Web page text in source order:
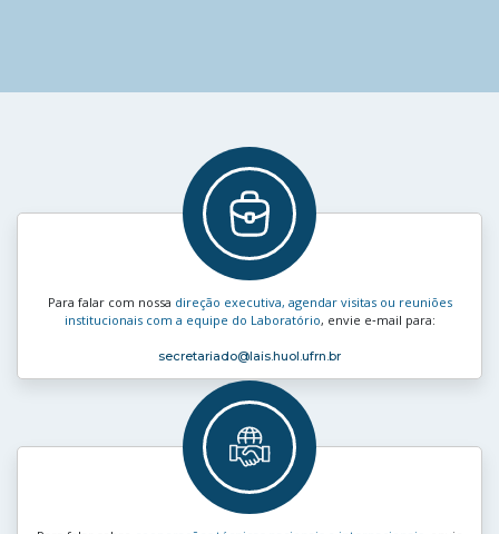
Para falar com nossa direção executiva, agendar visitas ou reuniões
institucionais com a equipe do Laboratório, envie e‑mail para:
secretariado@lais.huol.ufrn.br